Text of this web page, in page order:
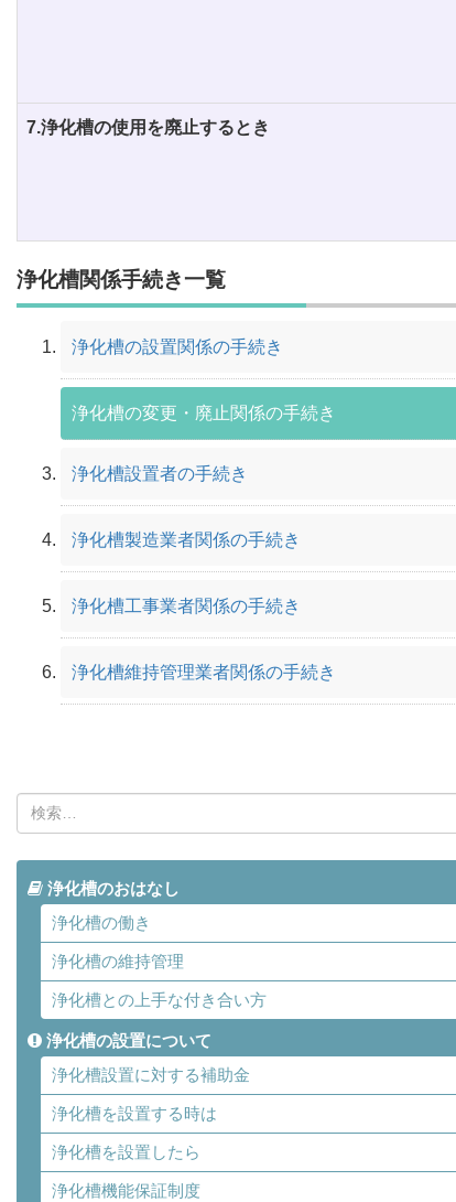
7.浄化槽の使用を廃止するとき
浄化槽関係手続き一覧
浄化槽の設置関係の手続き
浄化槽の変更・廃止関係の手続き
浄化槽設置者の手続き
浄化槽製造業者関係の手続き
浄化槽工事業者関係の手続き
浄化槽維持管理業者関係の手続き
索:
浄化槽のおはなし
浄化槽の働き
浄化槽の維持管理
浄化槽との上手な付き合い方
浄化槽の設置について
浄化槽設置に対する補助金
浄化槽を設置する時は
浄化槽を設置したら
浄化槽機能保証制度